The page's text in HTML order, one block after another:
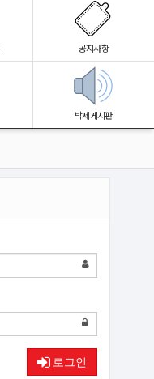
공지사항
박제게시판
로그인